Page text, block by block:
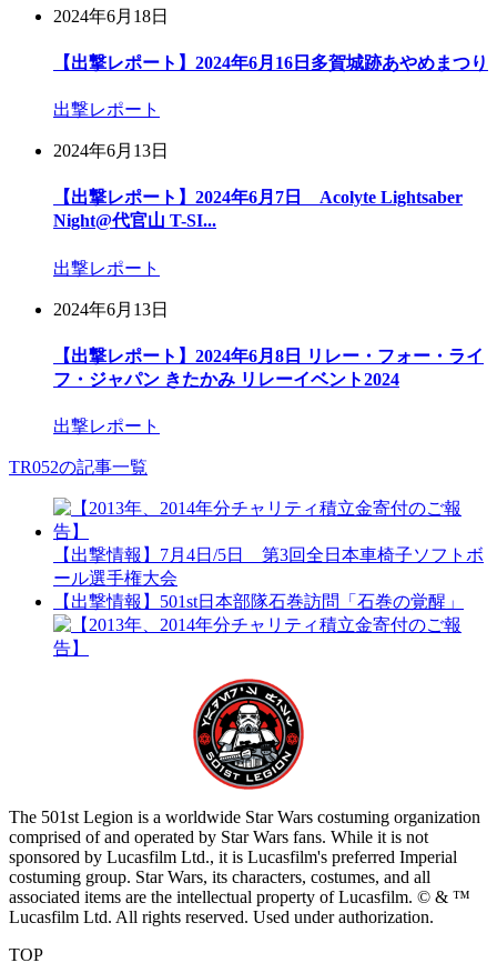
2024年6月18日
【出撃レポート】2024年6月16日多賀城跡あやめまつり
出撃レポート
2024年6月13日
【出撃レポート】2024年6月7日 Acolyte Lightsaber
Night@代官山 T-SI...
出撃レポート
2024年6月13日
【出撃レポート】2024年6月8日 リレー・フォー・ライ
フ・ジャパン きたかみ リレーイベント2024
出撃レポート
TR052の記事一覧
【出撃情報】7月4日/5日 第3回全日本車椅子ソフトボ
ール選手権大会
【出撃情報】501st日本部隊石巻訪問「石巻の覚醒」
The 501st Legion is a worldwide Star Wars costuming organization
comprised of and operated by Star Wars fans. While it is not
sponsored by Lucasfilm Ltd., it is Lucasfilm's preferred Imperial
costuming group. Star Wars, its characters, costumes, and all
associated items are the intellectual property of Lucasfilm. © & ™
Lucasfilm Ltd. All rights reserved. Used under authorization.
TOP